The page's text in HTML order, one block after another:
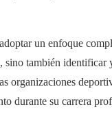
un enfoque
también identificar
organizaciones
durante su carrera